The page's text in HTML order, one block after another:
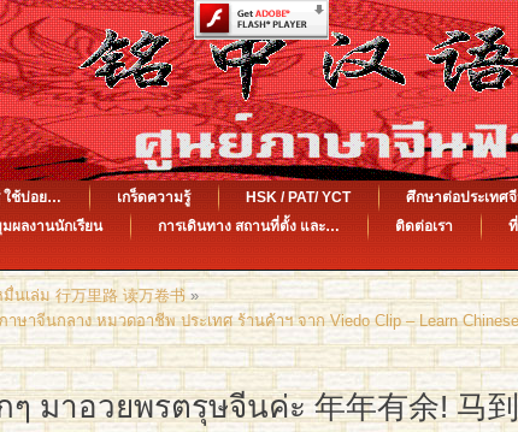
ใช้บ่อย… เกร็ดความรู้ HSK / PAT/ YCT
ศึกษาต่อประเทศจี
ผลงานนักเรียน การเดินทาง สถานที่ตั้ง และ… ติดต่อเรา
เล่ม 行万里路 读万卷书»
าษาจีนกลาง หมวดอาชีพ ประเทศ ร้านค้าฯ จาก Viedo Clip – Learn Chinese
ๆ มาอวยพรตรุษจีนค่ะ 年年有余! 马到